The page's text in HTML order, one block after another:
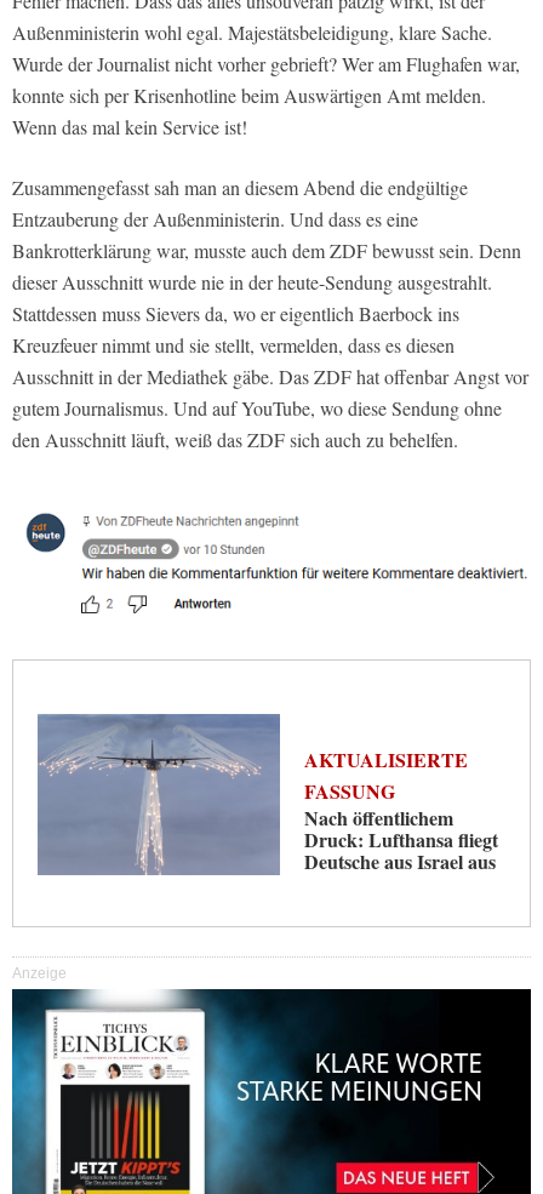
Außenministerin wohl egal. Majestätsbeleidigung, klare Sache.
Wurde der Journalist nicht vorher gebrieft? Wer am Flughafen war,
konnte sich per Krisenhotline beim Auswärtigen Amt melden.
Wenn das mal kein Service ist!
Zusammengefasst sah man an diesem Abend die endgültige
Entzauberung der Außenministerin. Und dass es eine
Bankrotterklärung war, musste auch dem ZDF bewusst sein. Denn
dieser Ausschnitt wurde nie in der heute-Sendung ausgestrahlt.
Stattdessen muss Sievers da, wo er eigentlich Baerbock ins
Kreuzfeuer nimmt und sie stellt, vermelden, dass es diesen
Ausschnitt in der Mediathek gäbe. Das ZDF hat offenbar Angst vor
gutem Journalismus. Und auf YouTube, wo diese Sendung ohne
den Ausschnitt läuft, weiß das ZDF sich auch zu behelfen.
AKTUALISIERTE
FASSUNG
Nach öffentlichem
Druck: Lufthansa fliegt
Deutsche aus Israel aus
Anzeige